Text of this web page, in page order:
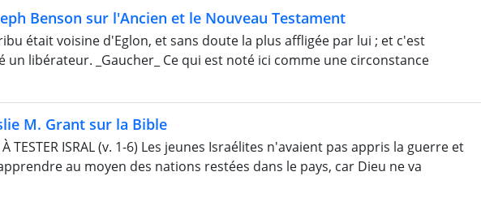
Benson sur l'Ancien et le Nouveau Testament
était voisine d'Eglon, et sans doute la plus affligée par lui ; et c'est
un libérateur. _Gaucher_ Ce qui est noté ici comme une circonstance
M. Grant sur la Bible
À TESTER ISRAL (v. 1-6) Les jeunes Israélites n'avaient pas appris la guerre et
au moyen des nations restées dans le pays, car Dieu ne va